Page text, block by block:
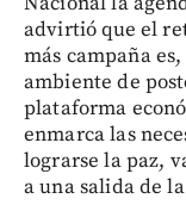
advirtió que el
más campaña
ambiente de
plataforma
enmarca las
lograrse la paz,
a una salida de